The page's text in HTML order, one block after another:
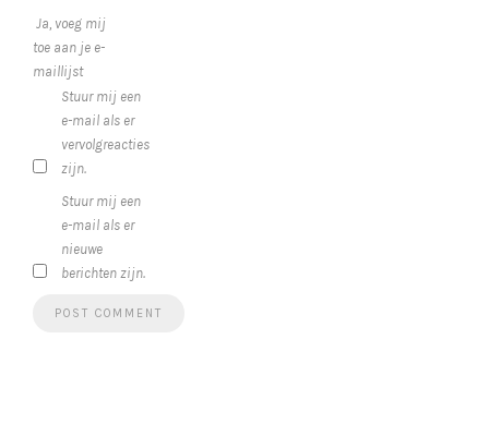
Ja, voeg mij
toe aan je e-
maillijst
Stuur mij een
e-mail als er
vervolgreacties
zijn.
Stuur mij een
e-mail als er
nieuwe
berichten zijn.